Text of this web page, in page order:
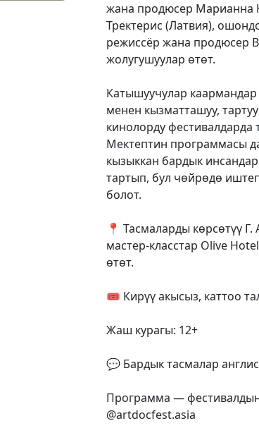
жана продюсер Марианна
Тректерис (Латвия),
режиссёр жана продюсер
жолугушуулар өтөт.
Катышуучулар
менен кызматташуу,
кинолорду фестивалдарда
Мектептин программасы
кызыккан бардык
тартып, бул чөйрөдө
болот.
📍 Тасмаларды көрсөтүү
мастер-класстар Olive
өтөт.
🎟 Кирүү акысыз, каттоо
Жаш курагы: 12+
💬 Бардык тасмалар
Программа —
@artdocfest.asia